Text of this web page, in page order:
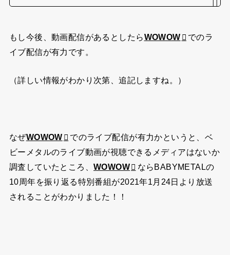
もし今後、動画配信があるとしたらWOWOW
でのラ
イブ配信が有力です。
（詳しい情報がわかり次第、追記しますね。）
なぜWOWOW
でのライブ配信が有力かというと、ベ
ビーメタルのライブ動画が視聴できるメディアはないか
調査していたところ、WOWOW
ならBABYMETALの
10周年を振り返る特別番組が2021年1月24日より放送
されることがわかりました！！